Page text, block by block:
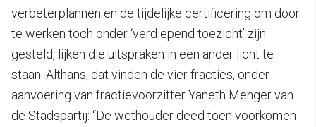
verbeterplannen en de tijdelijke certificering om door
te werken toch onder ‘verdiepend toezicht’ zijn
gesteld, lijken die uitspraken in een ander licht te
staan. Althans, dat vinden de vier fracties, onder
aanvoering van fractievoorzitter Yaneth Menger van
de Stadspartij: “De wethouder deed toen voorkomen